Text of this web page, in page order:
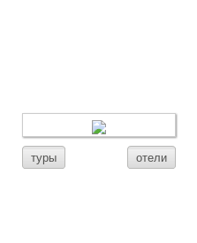
туры отели